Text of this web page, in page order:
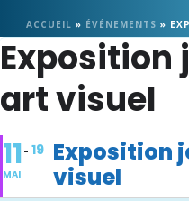
ACCUEIL » ÉVÉNEMENTS »
Exposition
art visuel
11
MAI
19 Exposition
visuel